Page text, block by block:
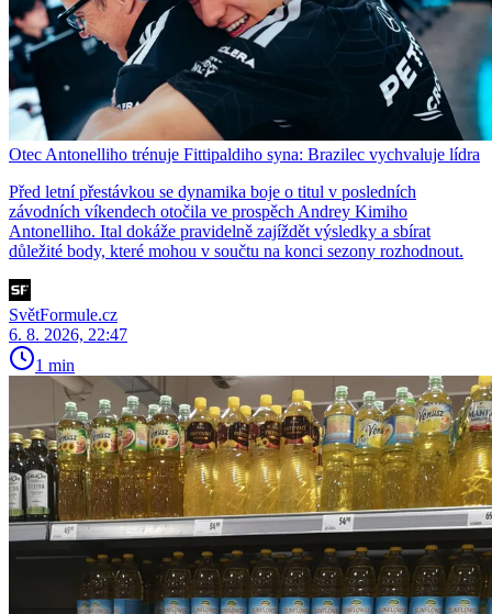
Otec Antonelliho trénuje Fittipaldiho syna: Brazilec vychvaluje lídra
Před letní přestávkou se dynamika boje o titul v posledních
závodních víkendech otočila ve prospěch Andrey Kimiho
Antonelliho. Ital dokáže pravidelně zajíždět výsledky a sbírat
důležité body, které mohou v součtu na konci sezony rozhodnout.
SvětFormule.cz
6. 8. 2026, 22:47
1 min